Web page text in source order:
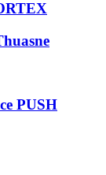
PUSH